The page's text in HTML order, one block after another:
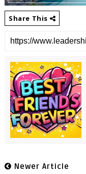
Share This
Newer Article